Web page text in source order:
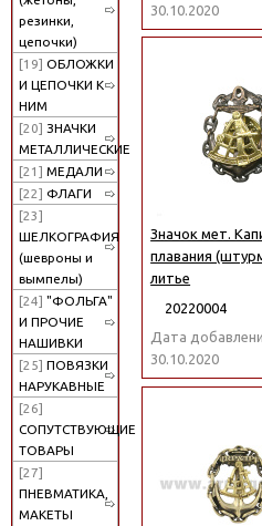
резинки,
цепочки)
[19] ОБЛОЖКИ
И ЦЕПОЧКИ К
НИМ
[20] ЗНАЧКИ
МЕТАЛЛИЧЕСКИЕ
[21] МЕДАЛИ
[22] ФЛАГИ
[23]
ШЕЛКОГРАФИЯ
(шевроны и
вымпелы)
[24] "ФОЛЬГА"
И ПРОЧИЕ
НАШИВКИ
[25] ПОВЯЗКИ
НАРУКАВНЫЕ
[26]
СОПУТСТВУЮЩИЕ
ТОВАРЫ
[27]
ПНЕВМАТИКА,
МАКЕТЫ
30.10.2020
Значок мет.
плавания
литье
20220004
Дата
30.10.2020